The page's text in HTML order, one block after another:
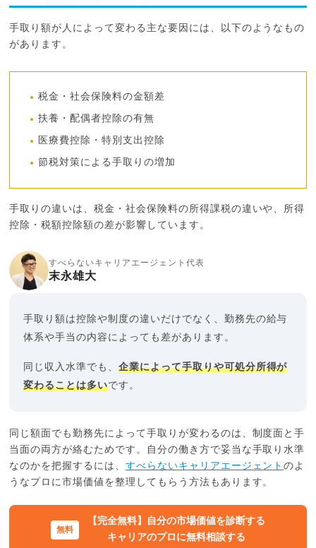
手取り額が人によって変わる主な要因には、以下のようなもの
があります。
税金・社会保険料の金額差
扶養・配偶者控除の有無
医療費控除・特別支出控除
節税対策による手取りの増加
手取りの違いは、税金・社会保険料の所得課税の違いや、所得
控除・税額控除額の差が影響しています。
すべらないキャリアエージェント代表
末永雄大
手取り額は控除や制度の違いだけでなく、勤務先の給与
体系や手当の内容によっても差があります。
同じ収入水準でも、企業によって手取りや可処分所得が
変わることは多いです。
同じ額面でも勤務先によって手取りが変わるのは、制度面と手
当面の両方が絡むためです。自分の働き方で妥当な手取り水準
なのかを把握するには、 すべらないキャリアエージェントのよ
うなプロに市場価値を整理してもらう方法もあります。
【完全無料】自分の市場価値を診断する
キャリアのプロに無料相談する